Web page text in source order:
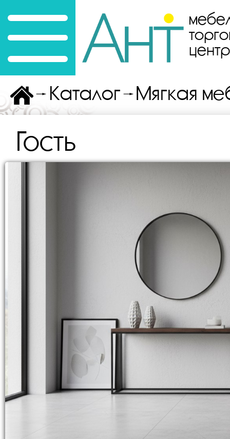
центр
Каталог Мягкая
Гость